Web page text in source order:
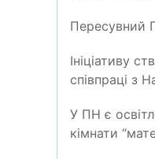
Пересувний
Ініціативу
співпраці з
У ПН є
кімнати